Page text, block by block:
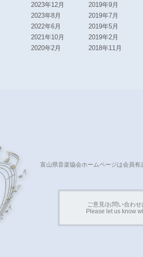
2023年12月
2023年8月
2022年6月
2021年10月
2020年2月
2019年9月
2019年7月
2019年5月
2019年2月
2018年11月
富山県音楽協会ホームページは会員有
ご意見/お問い合わせ
Please let us know